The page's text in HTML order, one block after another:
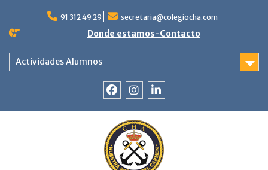
contenido
91 312 49 29 secretaria@colegiocha.com
Donde estamos-Contacto
Actividades Alumnos